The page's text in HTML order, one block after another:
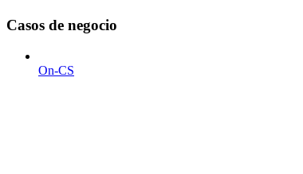
Casos de negocio
On-CS